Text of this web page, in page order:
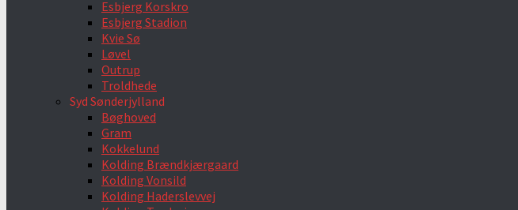
Esbjerg Korskro
Esbjerg Stadion
Kvie Sø
Løvel
Outrup
Troldhede
Syd Sønderjylland
Bøghoved
Gram
Kokkelund
Kolding Brændkjærgaard
Kolding Vonsild
Kolding Haderslevvej